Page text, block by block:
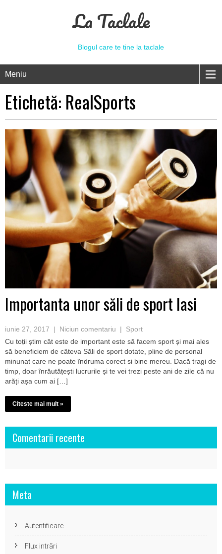
La Taclale
Blogul care te tine la taclale
Meniu
Etichetă: RealSports
Importanta unor săli de sport Iasi
iunie 27, 2017 | Niciun comentariu | Sport
Cu toții știm cât este de important este să facem sport și mai ales
să beneficiem de câteva Săli de sport dotate, pline de personal
minunat care ne poate îndruma corect si bine mereu. Dacă tragi de
timp, doar înrăutățești lucrurile și te vei trezi peste ani de zile că nu
arăți așa cum ai […]
Citeste mai mult »
Comentarii recente
Meta
Autentificare
Flux intrări